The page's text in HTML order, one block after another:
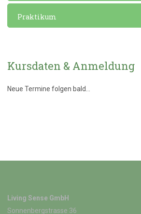
Praktikum
Kursdaten & Anmeldung
Neue Termine folgen bald...
Living Sense GmbH
Sonnenbergstrasse 36